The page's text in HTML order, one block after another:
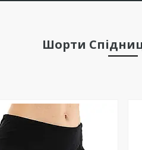
Шорти